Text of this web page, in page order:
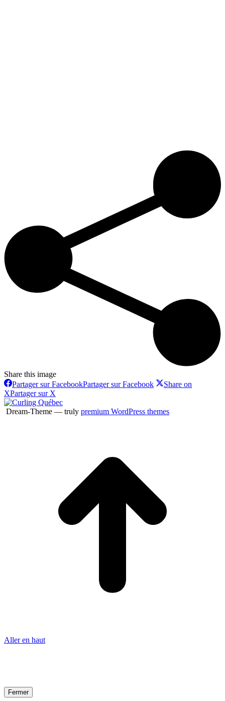
Share this image
Partager sur FacebookPartager sur Facebook
Share on
XPartager sur X
Dream-Theme — truly premium WordPress themes
Aller en haut
Fermer